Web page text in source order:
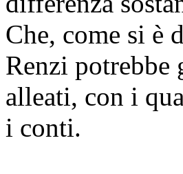
Che, come si è
Renzi potrebbe
alleati, con i
i conti.